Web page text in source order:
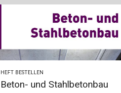
HEFT BESTELLEN
Beton- und Stahlbetonbau